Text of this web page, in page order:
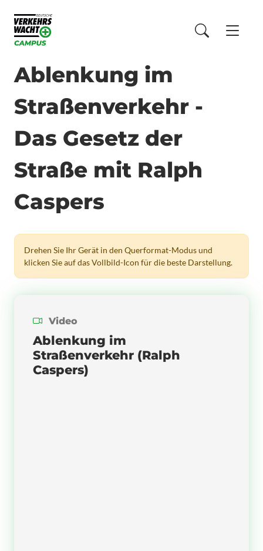
Ablenkung im
Straßenverkehr -
Das Gesetz der
Straße mit Ralph
Caspers
Drehen Sie Ihr Gerät in den Querformat-Modus und
klicken Sie auf das Vollbild-Icon für die beste Darstellung.
Video
Ablenkung im
Straßenverkehr (Ralph
Caspers)